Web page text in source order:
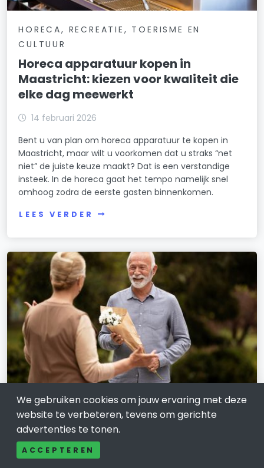
HORECA, RECREATIE, TOERISME EN
CULTUUR
Horeca apparatuur kopen in
Maastricht: kiezen voor kwaliteit die
elke dag meewerkt
14 februari 2026
Bent u van plan om horeca apparatuur te kopen in
Maastricht, maar wilt u voorkomen dat u straks “net
niet” de juiste keuze maakt? Dat is een verstandige
insteek. In de horeca gaat het tempo namelijk snel
omhoog zodra de eerste gasten binnenkomen.
LEES VERDER
MENS EN SAMENLEVING
Uitvaartverzorging -
Uitvaartbegeleiding en alles wat
erbij komt kijken
We gebruiken cookies om jouw ervaring met deze
website te verbeteren, tevens om gerichte
advertenties te tonen.
ACCEPTEREN